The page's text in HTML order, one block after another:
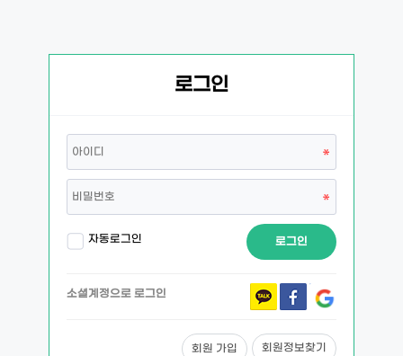
로그인
자동로그인 로그인
소셜계정으로 로그인
회원 가입 회원정보찾기